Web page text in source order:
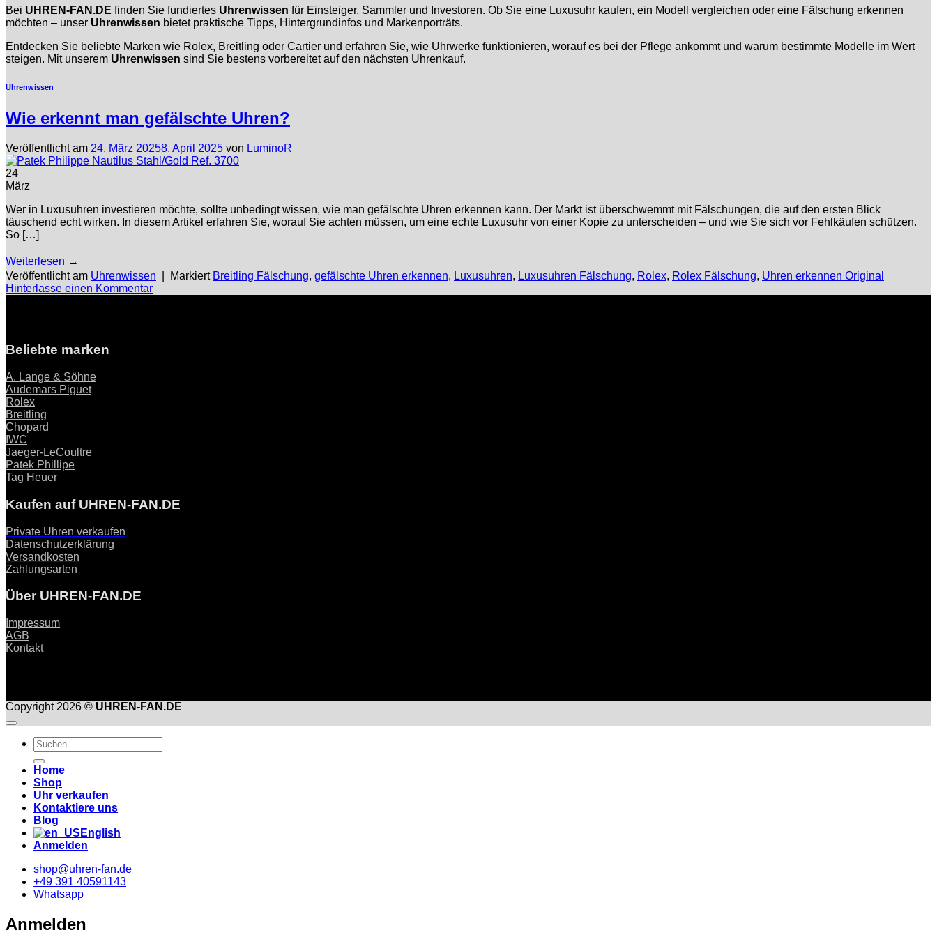
Bei UHREN-FAN.DE finden Sie fundiertes Uhrenwissen für Einsteiger, Sammler und Investoren. Ob Sie eine Luxusuhr kaufen, ein Modell vergleichen oder eine Fälschung erkennen
möchten – unser Uhrenwissen bietet praktische Tipps, Hintergrundinfos und Markenporträts.
Entdecken Sie beliebte Marken wie Rolex, Breitling oder Cartier und erfahren Sie, wie Uhrwerke funktionieren, worauf es bei der Pflege ankommt und warum bestimmte Modelle im Wert
steigen. Mit unserem Uhrenwissen sind Sie bestens vorbereitet auf den nächsten Uhrenkauf.
Uhrenwissen
Wie erkennt man gefälschte Uhren?
Veröffentlicht am 24. März 20258. April 2025 von LuminoR
24
März
Wer in Luxusuhren investieren möchte, sollte unbedingt wissen, wie man gefälschte Uhren erkennen kann. Der Markt ist überschwemmt mit Fälschungen, die auf den ersten Blick
täuschend echt wirken. In diesem Artikel erfahren Sie, worauf Sie achten müssen, um eine echte Luxusuhr von einer Kopie zu unterscheiden – und wie Sie sich vor Fehlkäufen schützen.
So […]
Weiterlesen →
Veröffentlicht am Uhrenwissen Markiert Breitling Fälschung, gefälschte Uhren erkennen, Luxusuhren, Luxusuhren Fälschung, Rolex, Rolex Fälschung, Uhren erkennen Original
Hinterlasse einen Kommentar
Beliebte marken
A. Lange & Söhne
Audemars Piguet
Rolex
Breitling
Chopard
IWC
Jaeger-LeCoultre
Patek Phillipe
Tag Heuer
Kaufen auf UHREN-FAN.DE
Private Uhren verkaufen
Datenschutzerklärung
Versandkosten
Zahlungsarten
Über UHREN-FAN.DE
Impressum
AGB
Kontakt
Copyright 2026 © UHREN-FAN.DE
Suche
nach:
Home
Shop
Uhr verkaufen
Kontaktiere uns
Blog
English
Anmelden
shop@uhren-fan.de
+49 391 40591143
Whatsapp
Anmelden